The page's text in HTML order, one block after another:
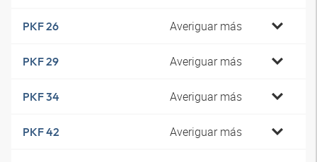
PKF 26 Averiguar más
PKF 29 Averiguar más
PKF 34 Averiguar más
PKF 42 Averiguar más